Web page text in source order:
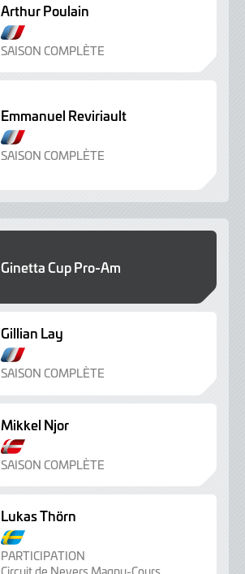
Arthur Poulain
SAISON COMPLÈTE
Emmanuel Reviriault
SAISON COMPLÈTE
Ginetta Cup Pro-Am
Gillian Lay
SAISON COMPLÈTE
Mikkel Njor
SAISON COMPLÈTE
Lukas Thörn
PARTICIPATION